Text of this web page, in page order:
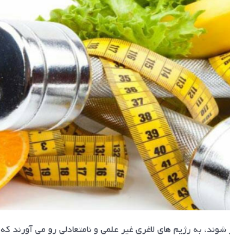
به رژیم های لاغری غیر علمی و نامتعادلی رو می